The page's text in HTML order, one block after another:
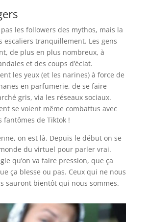
les followers des mythos, mais la
escaliers tranquillement. Les gens
de plus en plus nombreux, à
et des coups d’éclat.
les yeux (et les narines) à force de
en parfumerie, de se faire
gris, via les réseaux sociaux.
se voient même combattus avec
fantômes de Tiktok !
on est là. Depuis le début on se
du virtuel pour parler vrai.
qu’on va faire pression, que ça
ça blesse ou pas. Ceux qui ne nous
sauront bientôt qui nous sommes.